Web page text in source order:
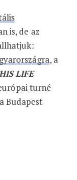
is, de az
, a
LIFE
turné
Budapest